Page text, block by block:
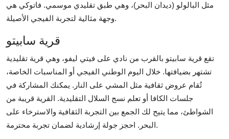
مثل البالولو (ديدان البحر)، وهي طبق تقليدي موسمي. فاتوكي هي
وجهة مثالية لتجربة الفيجي الأصيلة.
قرية سابيتو
تقع قرية سابيتو بالقرب من نادي على فيتي ليفو، وهي قرية تقليدية
تشتهر بضيافتها. خلال اليوم الوطني الفيجي أو المناسبات الخاصة،
تُقام عروض ثقافية مثل المشي على النار. يمكنك المشاركة في
جلسات الكافا أو تعلم نسج السلال التقليدية. القرية قريبة من
الشواطئ، مما يتيح لك الجمع بين التجربة الثقافية والاسترخاء على
البحر. احجز جولة إرشادية لضمان تجربة محترمة.